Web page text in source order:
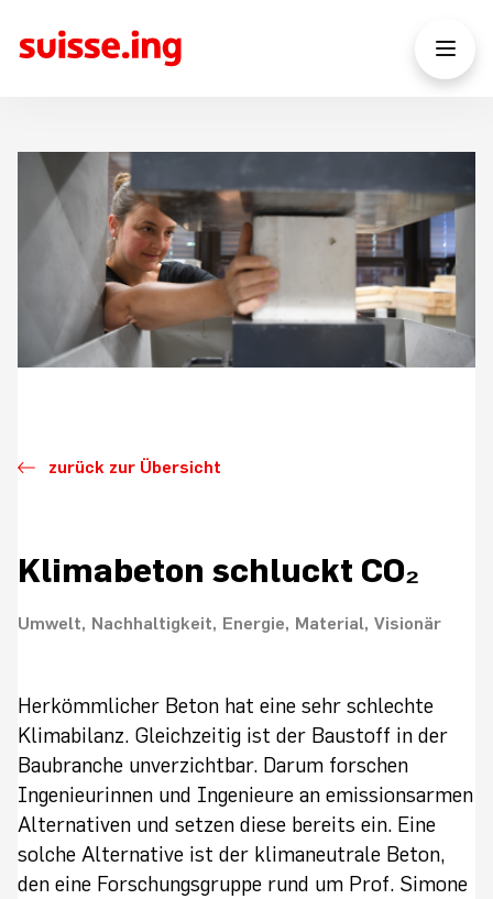
zurück zur Übersicht
Klimabeton schluckt CO₂
Umwelt Nachhaltigkeit Energie Material Visionär
Herkömmlicher Beton hat eine sehr schlechte
Klimabilanz. Gleichzeitig ist der Baustoff in der
Baubranche unverzichtbar. Darum forschen
Ingenieurinnen und Ingenieure an emissionsarmen
Alternativen und setzen diese bereits ein. Eine
solche Alternative ist der klimaneutrale Beton,
den eine Forschungsgruppe rund um Prof. Simone